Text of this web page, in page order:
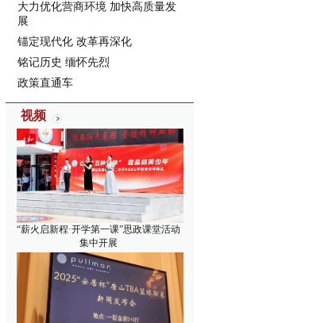
大力优化营商环境 加快高质量发
展
锚定现代化 改革再深化
铭记历史 缅怀先烈
政策直通车
视频
“薪火启新程·开学第一课”思政课堂活动
集中开展